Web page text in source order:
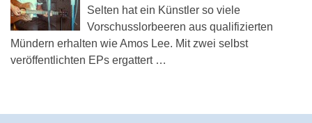
Selten hat ein Künstler so viele
Vorschusslorbeeren aus qualifizierten
Mündern erhalten wie Amos Lee. Mit zwei selbst
veröffentlichten EPs ergattert …